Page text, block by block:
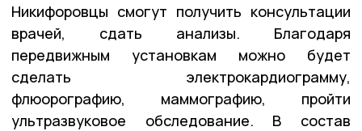
Никифоровцы смогут получить консультации
врачей, сдать анализы. Благодаря
передвижным установкам можно будет
сделать электрокардиограмму,
флюорографию, маммографию, пройти
ультразвуковое обследование. В состав